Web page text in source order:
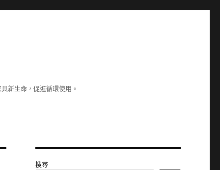
新生命，促進循環使用。
搜尋